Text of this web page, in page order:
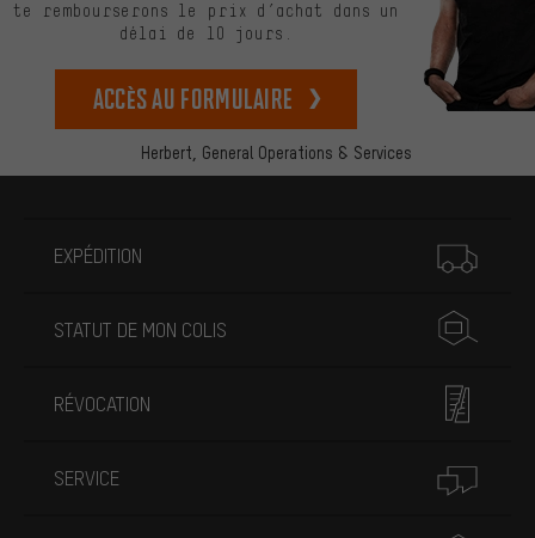
Herbert, General Operations & Services
te rembourserons le prix d’achat dans un
délai de 10 jours.
Accès au formulaire
EXPÉDITION
STATUT DE MON COLIS
RÉVOCATION
SERVICE